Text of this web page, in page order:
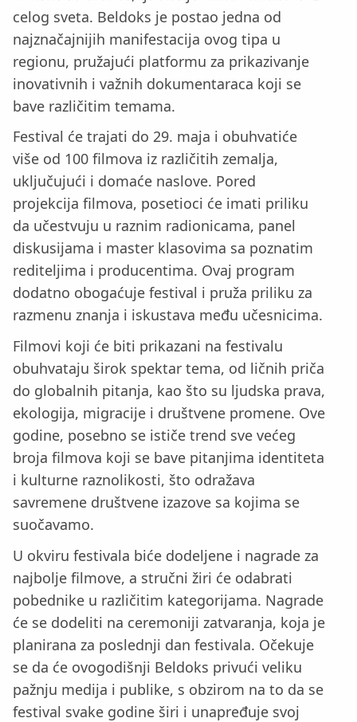
celog sveta. Beldoks je postao jedna od
najznačajnijih manifestacija ovog tipa u
regionu, pružajući platformu za prikazivanje
inovativnih i važnih dokumentaraca koji se
bave različitim temama.
Festival će trajati do 29. maja i obuhvatiće
više od 100 filmova iz različitih zemalja,
uključujući i domaće naslove. Pored
projekcija filmova, posetioci će imati priliku
da učestvuju u raznim radionicama, panel
diskusijama i master klasovima sa poznatim
rediteljima i producentima. Ovaj program
dodatno obogaćuje festival i pruža priliku za
razmenu znanja i iskustava među učesnicima.
Filmovi koji će biti prikazani na festivalu
obuhvataju širok spektar tema, od ličnih priča
do globalnih pitanja, kao što su ljudska prava,
ekologija, migracije i društvene promene. Ove
godine, posebno se ističe trend sve većeg
broja filmova koji se bave pitanjima identiteta
i kulturne raznolikosti, što odražava
savremene društvene izazove sa kojima se
suočavamo.
U okviru festivala biće dodeljene i nagrade za
najbolje filmove, a stručni žiri će odabrati
pobednike u različitim kategorijama. Nagrade
će se dodeliti na ceremoniji zatvaranja, koja je
planirana za poslednji dan festivala. Očekuje
se da će ovogodišnji Beldoks privući veliku
pažnju medija i publike, s obzirom na to da se
festival svake godine širi i unapređuje svoj